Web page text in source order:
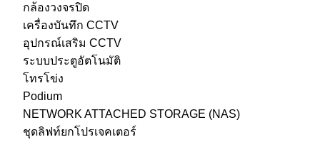
กล้องวงจรปิด
เครื่องบันทึก CCTV
อุปกรณ์เสริม CCTV
ระบบประตูอัตโนมัติ
โทรโข่ง
Podium
NETWORK ATTACHED STORAGE (NAS)
ชุดลิฟท์ยกโปรเจคเตอร์